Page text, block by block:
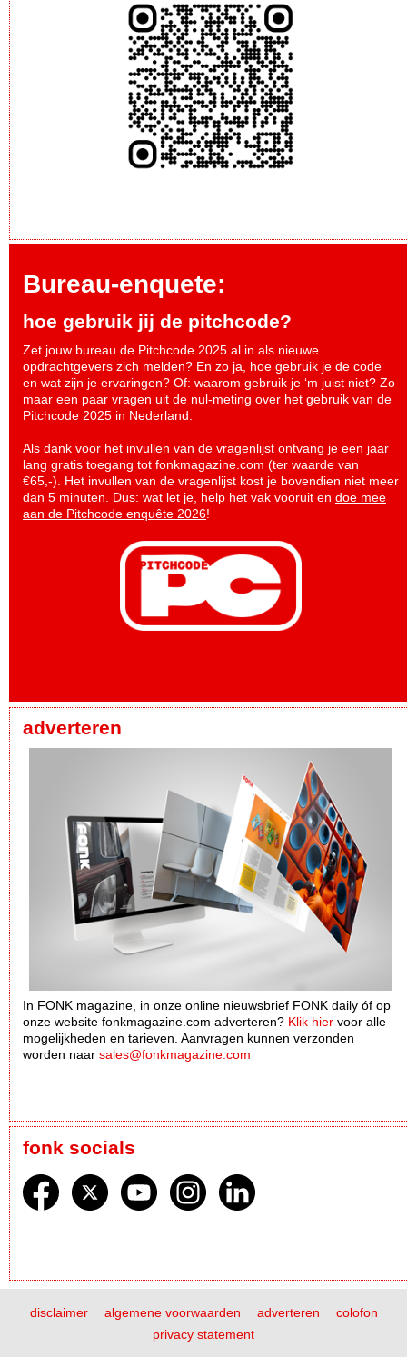
Bureau-enquete:
hoe gebruik jij de pitchcode?
Zet jouw bureau de Pitchcode 2025 al in als nieuwe
opdrachtgevers zich melden? En zo ja, hoe gebruik je de code
en wat zijn je ervaringen? Of: waarom gebruik je ‘m juist niet? Zo
maar een paar vragen uit de nul-meting over het gebruik van de
Pitchcode 2025 in Nederland.
Als dank voor het invullen van de vragenlijst ontvang je een jaar
lang gratis toegang tot fonkmagazine.com (ter waarde van
€65,-). Het invullen van de vragenlijst kost je bovendien niet meer
dan 5 minuten. Dus: wat let je, help het vak vooruit en doe mee
aan de Pitchcode enquête 2026!
adverteren
In FONK magazine, in onze online nieuwsbrief FONK daily óf op
onze website fonkmagazine.com adverteren? Klik hier voor alle
mogelijkheden en tarieven. Aanvragen kunnen verzonden
worden naar sales@fonkmagazine.com
fonk socials
disclaimer algemene voorwaarden adverteren
colofon
privacy statement